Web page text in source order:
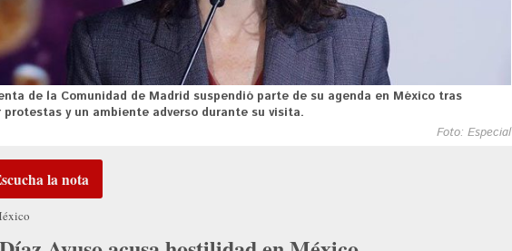
de la Comunidad de Madrid suspendió parte de su agenda en México tras
protestas y un ambiente adverso durante su visita.
Foto: Especial
la nota